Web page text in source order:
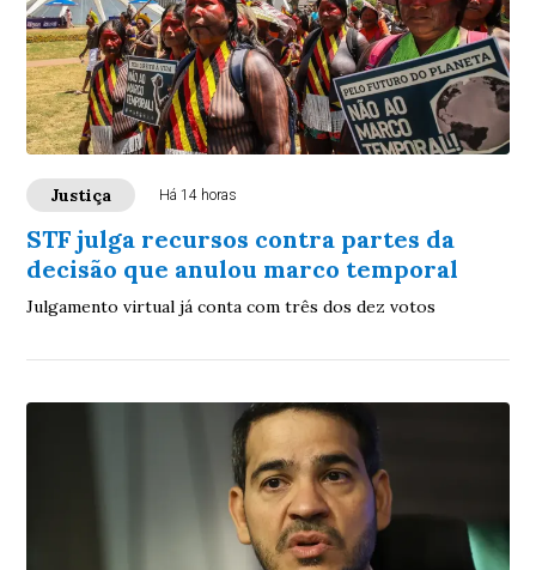
Justiça Há 14 horas
STF julga recursos contra partes da
decisão que anulou marco temporal
Julgamento virtual já conta com três dos dez votos